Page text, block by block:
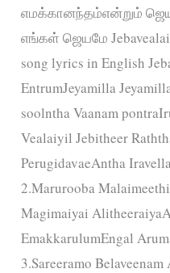
எமக்கானந்தம்என்றும்
எங்கள் ஜெயமே Jebavealai
song lyrics in English
EntrumJeyamilla
soolntha Vaanam
Vealaiyil Jebitheer
PerugidavaeAntha
2.Marurooba
Magimaiyai
EmakkarulumEngal
3.Sareeramo